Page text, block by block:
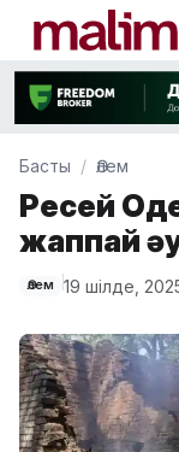
Басты Әлем
Ресей
жаппай
Әлем 19 шілде,